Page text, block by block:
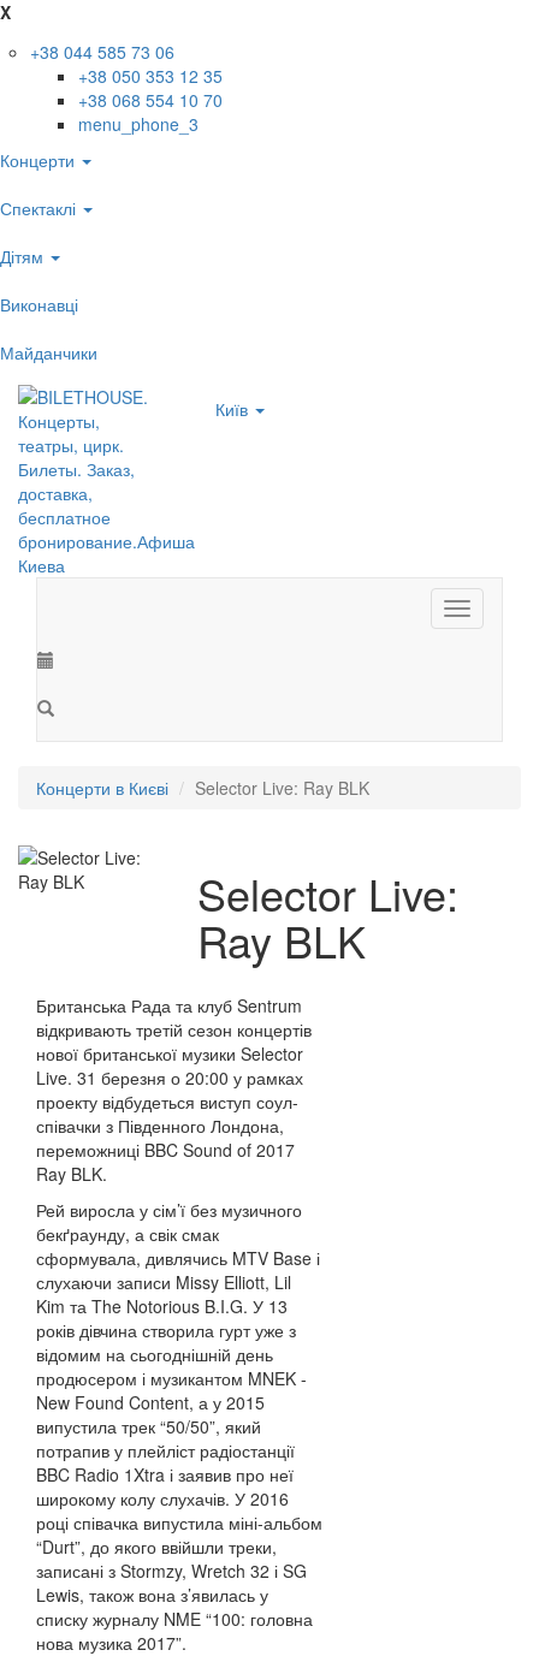
X
+38 044 585 73 06
+38 050 353 12 35
+38 068 554 10 70
menu_phone_3
Концерти
Спектаклі
Дітям
Виконавці
Майданчики
Київ
Toggle
navigation
Концерти в Києві Selector Live: Ray BLK
Selector Live:
Ray BLK
Британська Рада та клуб Sentrum
відкривають третій сезон концертів
нової британської музики Selector
Live. 31 березня о 20:00 у рамках
проекту відбудеться виступ соул-
співачки з Південного Лондона,
переможниці BBC Sound of 2017
Ray BLK.
Рей виросла у сім’ї без музичного
бекґраунду, а свік смак
сформувала, дивлячись MTV Base і
слухаючи записи Missy Elliott, Lil
Kim та The Notorious B.I.G. У 13
років дівчина створила гурт уже з
відомим на сьогоднішній день
продюсером і музикантом MNEK -
New Found Content, а у 2015
випустила трек “50/50”, який
потрапив у плейліст радіостанції
BBC Radio 1Xtra і заявив про неї
широкому колу слухачів. У 2016
році співачка випустила міні-альбом
“Durt”, до якого ввійшли треки,
записані з Stormzy, Wretch 32 і SG
Lewis, також вона з’явилась у
списку журналу NME “100: головна
нова музика 2017”.